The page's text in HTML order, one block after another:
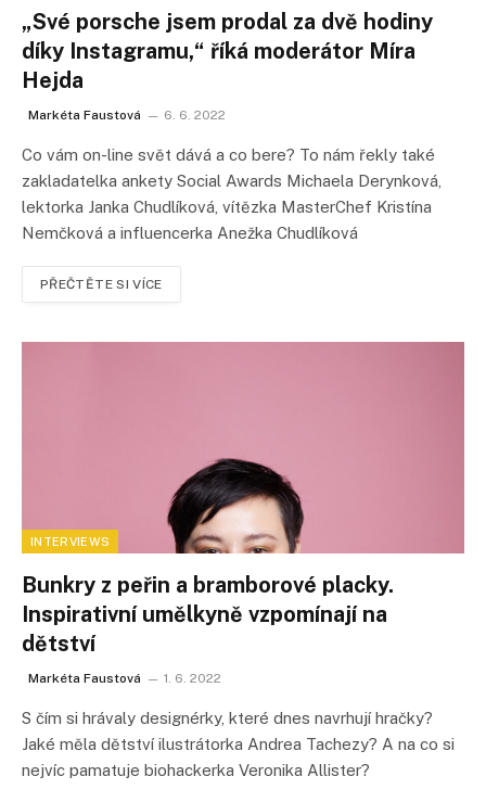
„Své porsche jsem prodal za dvě hodiny
díky Instagramu,“ říká moderátor Míra
Hejda
Markéta Faustová 6. 6. 2022
Co vám on-line svět dává a co bere? To nám řekly také
zakladatelka ankety Social Awards Michaela Derynková,
lektorka Janka Chudlíková, vítězka MasterChef Kristína
Nemčková a influencerka Anežka Chudlíková
PŘEČTĚTE SI VÍCE
INTERVIEWS
Bunkry z peřin a bramborové placky.
Inspirativní umělkyně vzpomínají na
dětství
Markéta Faustová 1. 6. 2022
S čím si hrávaly designérky, které dnes navrhují hračky?
Jaké měla dětství ilustrátorka Andrea Tachezy? A na co si
nejvíc pamatuje biohackerka Veronika Allister?